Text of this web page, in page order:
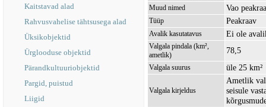
Kaitstavad alad
Rahvusvahelise tähtsusega alad
Üksikobjektid
Ürglooduse objektid
Pärandkultuuriobjektid
Pargid, puistud
Liigid
Muud nimed Vao
Tüüp Peakraav
Avalik kasutatavus Ei ole
Valgala pindala (km²,
ametlik)
78,5
Valgala suurus üle 25 km²
Valgala kirjeldus
Ametlik
seisule